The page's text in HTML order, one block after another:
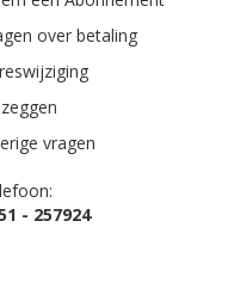
over betaling
vragen
- 257924